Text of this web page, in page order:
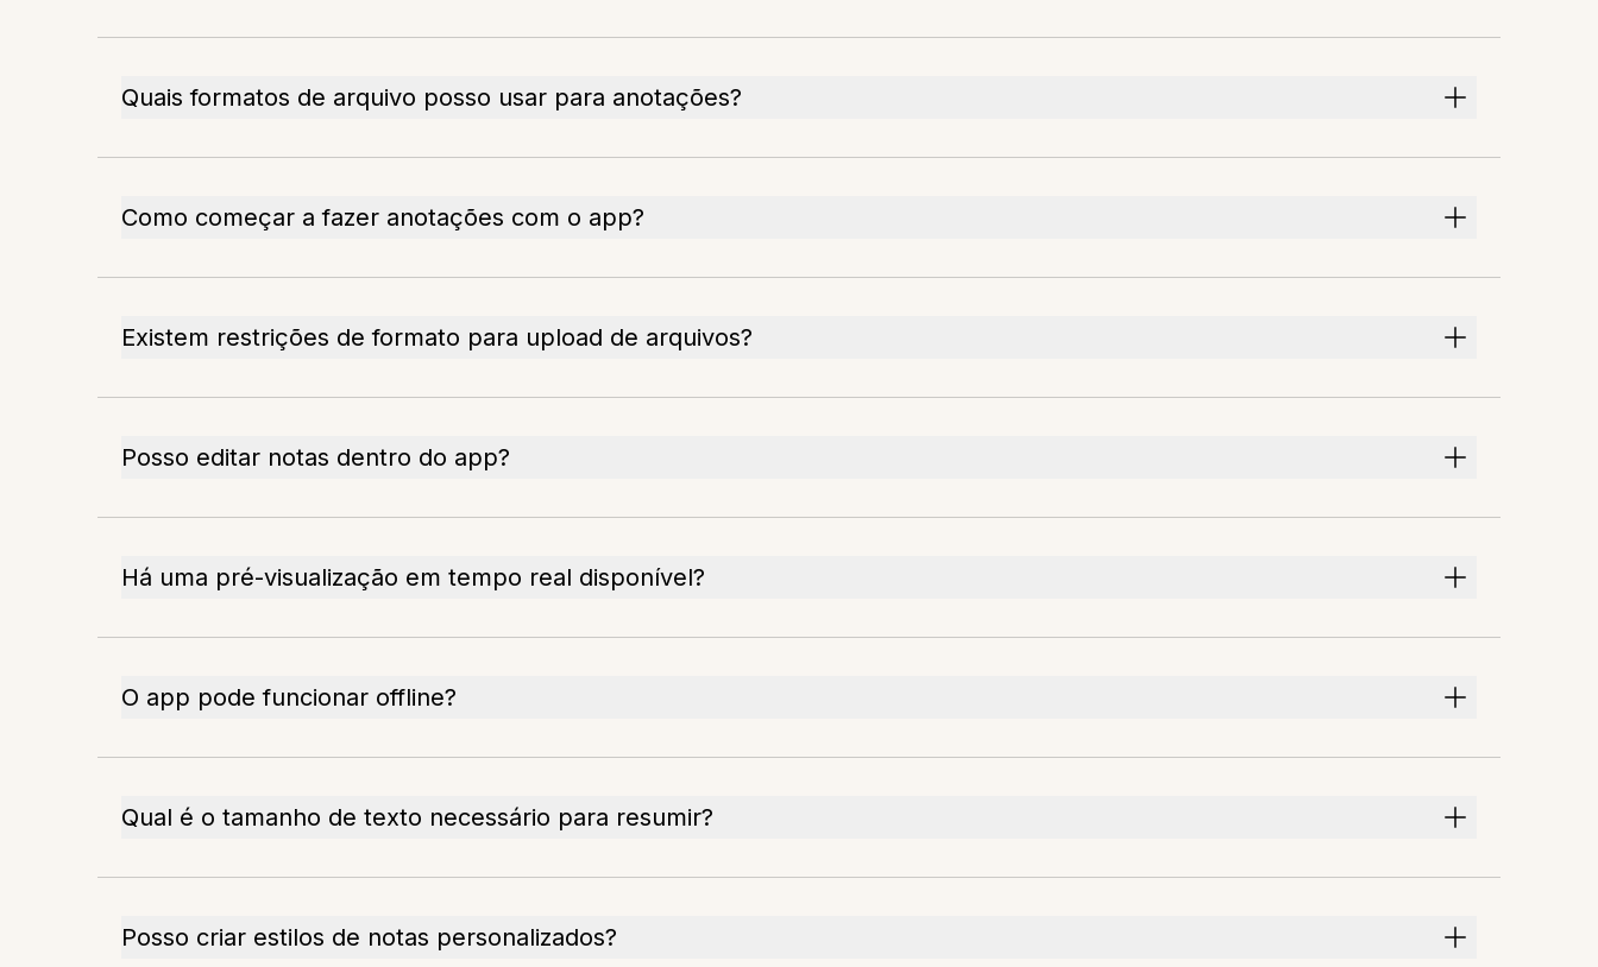
Quais formatos de arquivo posso usar para anotações?
Como começar a fazer anotações com o app?
Existem restrições de formato para upload de arquivos?
Posso editar notas dentro do app?
Há uma pré-visualização em tempo real disponível?
O app pode funcionar offline?
Qual é o tamanho de texto necessário para resumir?
Posso criar estilos de notas personalizados?